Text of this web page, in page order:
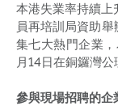
本港失業率持續上
員再培訓局資助
集七大熱門企業
月14日在銅鑼灣
參與現場招聘的企